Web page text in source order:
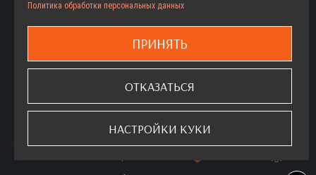
Горные
Детские
Шоссейные
Женские велосипеды
Как выбрать
Где купить
Гарантия
Сервис
Политика обработки персональных данных
ПРИНЯТЬ
ОТКАЗАТЬСЯ
НАСТРОЙКИ КУКИ